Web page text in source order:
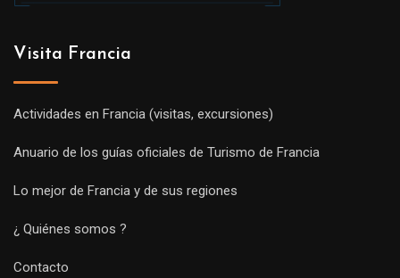
Visita Francia
Actividades en Francia (visitas, excursiones)
Anuario de los guías oficiales de Turismo de Francia
Lo mejor de Francia y de sus regiones
¿ Quiénes somos ?
Contacto